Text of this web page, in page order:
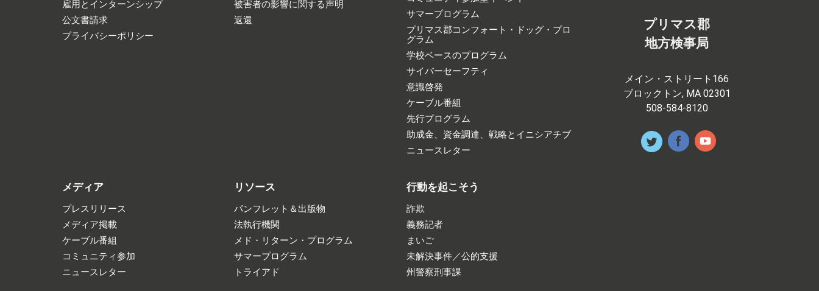
雇用とインターンシップ
公文書請求
プライバシーポリシー
被害者の影響に関する声明
返還
サマープログラム
プリマス郡コンフォート・ドッグ・プロ
グラム
学校ベースのプログラム
サイバーセーフティ
意識啓発
ケーブル番組
先行プログラム
助成金、資金調達、戦略とイニシアチブ
ニュースレター
メディア
プレスリリース
メディア掲載
ケーブル番組
コミュニティ参加
ニュースレター
リソース
パンフレット＆出版物
法執行機関
メド・リターン・プログラム
サマープログラム
トライアド
行動を起こそう
詐欺
義務記者
まいご
未解決事件／公的支援
州警察刑事課
プリマス郡
地方検事局
メイン・ストリート166
ブロックトン, MA 02301
508-584-8120